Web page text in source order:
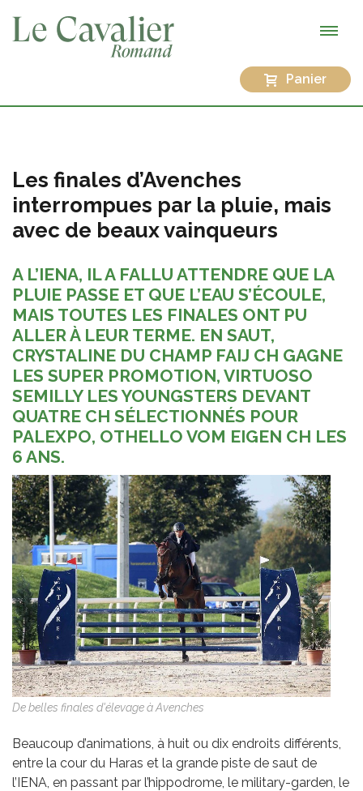
Panier
Les finales d’Avenches
interrompues par la pluie, mais
avec de beaux vainqueurs
A L’IENA, IL A FALLU ATTENDRE QUE LA
PLUIE PASSE ET QUE L’EAU S’ÉCOULE,
MAIS TOUTES LES FINALES ONT PU
ALLER À LEUR TERME. EN SAUT,
CRYSTALINE DU CHAMP FAIJ CH GAGNE
LES SUPER PROMOTION, VIRTUOSO
SEMILLY LES YOUNGSTERS DEVANT
QUATRE CH SÉLECTIONNÉS POUR
PALEXPO, OTHELLO VOM EIGEN CH LES
6 ANS.
De belles finales d'élevage à Avenches
Beaucoup d’animations, à huit ou dix endroits différents,
entre la cour du Haras et la grande piste de saut de
l’IENA, en passant par l’hippodrome, le military-garden, le